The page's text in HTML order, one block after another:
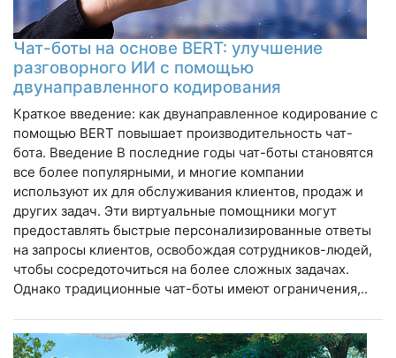
Чат-боты на основе BERT: улучшение
разговорного ИИ с помощью
двунаправленного кодирования
Краткое введение: как двунаправленное кодирование с
помощью BERT повышает производительность чат-
бота. Введение В последние годы чат-боты становятся
все более популярными, и многие компании
используют их для обслуживания клиентов, продаж и
других задач. Эти виртуальные помощники могут
предоставлять быстрые персонализированные ответы
на запросы клиентов, освобождая сотрудников-людей,
чтобы сосредоточиться на более сложных задачах.
Однако традиционные чат-боты имеют ограничения,..